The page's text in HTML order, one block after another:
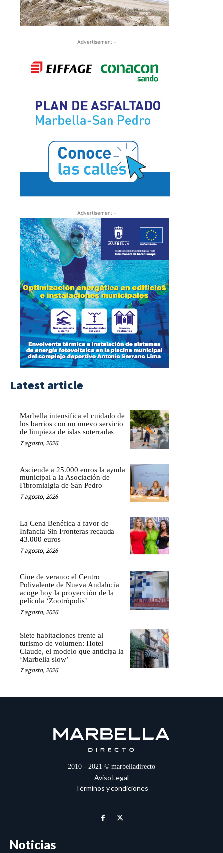
- Advertisement -
- Advertisement -
Latest article
Marbella intensifica el cuidado de
los barrios con un nuevo servicio
de limpieza de islas soterradas
7 agosto, 2026
Asciende a 25.000 euros la ayuda
municipal a la Asociación de
Fibromialgia de San Pedro
7 agosto, 2026
La Cena Benéfica a favor de
Infancia Sin Fronteras recauda
43.000 euros
7 agosto, 2026
Cine de verano: el Centro
Polivalente de Nueva Andalucía
acoge hoy la proyección de la
película ‘Zootrópolis’
7 agosto, 2026
Siete habitaciones frente al
turismo de volumen: Hotel
Claude, el modelo que anticipa la
‘Marbella slow’
7 agosto, 2026
2010 - 2021 © marbelladirecto
Aviso Legal
Términos y condiciones
Noticias